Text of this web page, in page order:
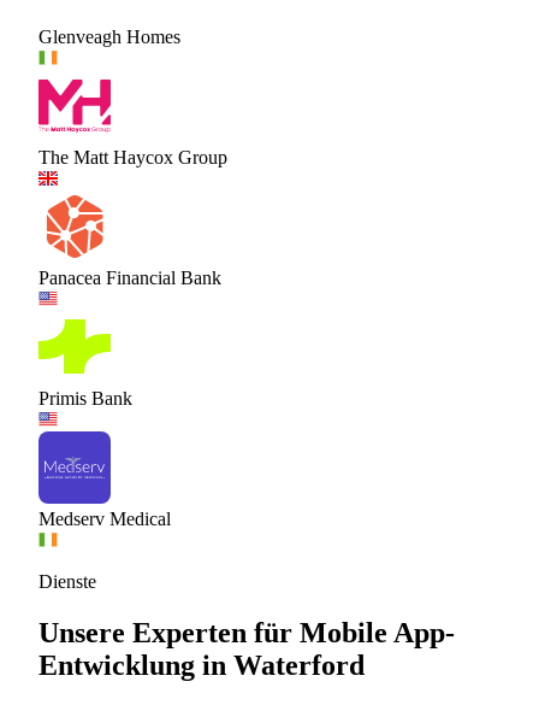
Glenveagh Homes
The Matt Haycox Group
Panacea Financial Bank
Primis Bank
Medserv Medical
Dienste
Unsere Experten für Mobile App-
Entwicklung in Waterford